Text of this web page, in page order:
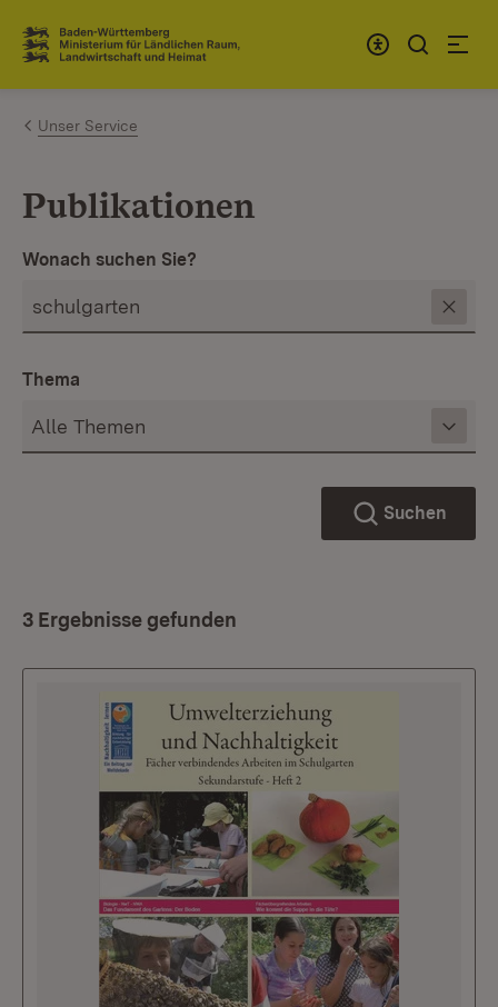
Zum Inhalt springen
Link zur Startseite
Unser Service
Publikationen
Wonach suchen Sie?
Thema
Suchen
3 Ergebnisse gefunden